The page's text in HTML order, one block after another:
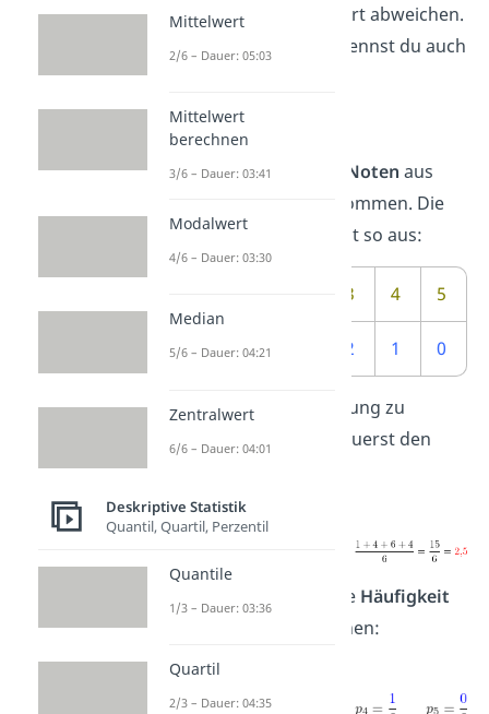
eigenen Durchschnittswert abweichen.
Den Durchschnittswert nennst du auch
Mittelwert.
Beispiel:
Sechs Schülerhaben die Noten aus
einer Mathe-Klausur bekommen. Die
Verteilung der Noten sieht so aus:
3 4 5
Anzahl 1 2 1 0
Um die Standardabweichung zu
berechnen, brauchst du zuerst den
Mittelwert
Als Nächstes musst du die Häufigkeit
p
von jeder Note berechnen:
Mittelwert
2/6 – Dauer: 05:03
Mittelwert
berechnen
3/6 – Dauer: 03:41
Modalwert
4/6 – Dauer: 03:30
Median
5/6 – Dauer: 04:21
Zentralwert
6/6 – Dauer: 04:01
Deskriptive Statistik
Quantil, Quartil, Perzentil
Quantile
1/3 – Dauer: 03:36
Quartil
2/3 – Dauer: 04:35